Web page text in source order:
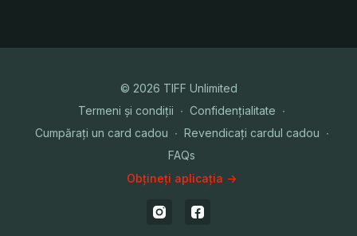
© 2026 TIFF Unlimited
Termeni și condiții ∙ Confidențialitate ∙
Cumpărați un card cadou ∙ Revendicați cardul cadou ∙
FAQs
Obțineți aplicația ->